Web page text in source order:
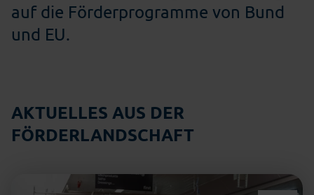
auf die Förderprogramme von Bund
und EU.
AKTUELLES AUS DER
FÖRDERLANDSCHAFT